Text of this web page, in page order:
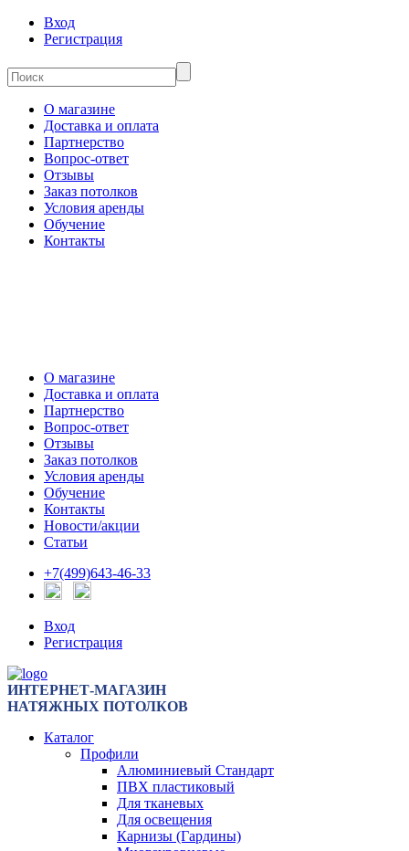
Вход
Регистрация
О магазине
Доставка и оплата
Партнерство
Вопрос-ответ
Отзывы
Заказ потолков
Условия аренды
Обучение
Контакты
О магазине
Доставка и оплата
Партнерство
Вопрос-ответ
Отзывы
Заказ потолков
Условия аренды
Обучение
Контакты
Новости/акции
Статьи
+7(499)643-46-33
Вход
Регистрация
ИНТЕРНЕТ-МАГАЗИН
НАТЯЖНЫХ ПОТОЛКОВ
Каталог
Профили
Алюминиевый Стандарт
ПВХ пластиковый
Для тканевых
Для освещения
Карнизы (Гардины)